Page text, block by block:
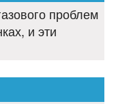
проблем
и эти